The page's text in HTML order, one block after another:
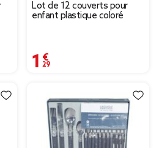
Lot de 12 couverts pour
enfant plastique coloré
1,29 €